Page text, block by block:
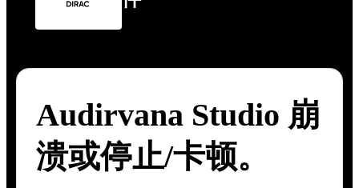
Audirvana Studio 崩
溃或停止/卡顿。